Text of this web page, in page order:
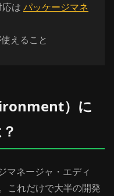
は パッケージマネ
えること
）に
マネージャ・エディ
これだけで大半の開発